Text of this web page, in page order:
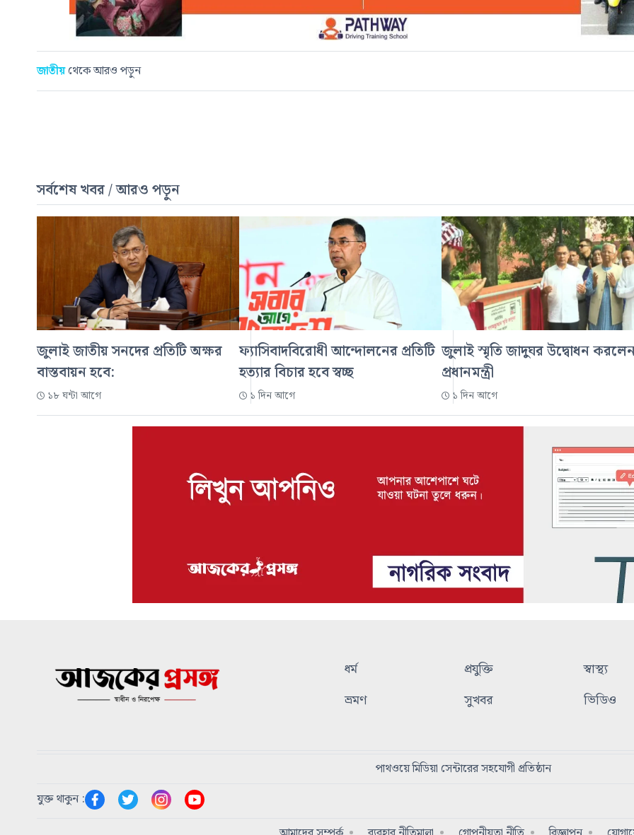
জাতীয়থেকে আরও পড়ুন
সর্বশেষ খবর / আরও পড়ুন
জুলাই জাতীয় সনদের প্রতিটি অক্ষর
বাস্তবায়ন হবে:
১৮ ঘন্টা আগে
ফ্যাসিবাদবিরোধী আন্দোলনের প্রতিটি
হত্যার বিচার হবে স্বচ্ছ
১ দিন আগে
জুলাই স্মৃতি জাদুঘর উদ্বোধন
প্রধানমন্ত্রী
১ দিন আগে
ধর্ম প্রযুক্তি স্বাস্থ্য
ভ্রমণ
সুখবর ভিডিও
পাথওয়ে মিডিয়া সেন্টারের সহযোগী প্রতিষ্ঠান
যুক্ত থাকুন :